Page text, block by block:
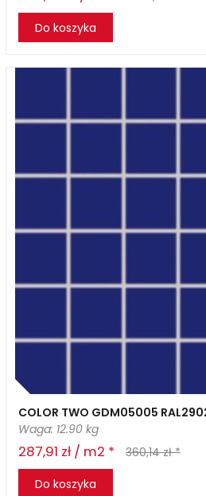
Do koszyka
COLOR TWO GDM05005
Waga: 12.90 kg
287,91 zł / m2 *
360,14 zł *
Do koszyka